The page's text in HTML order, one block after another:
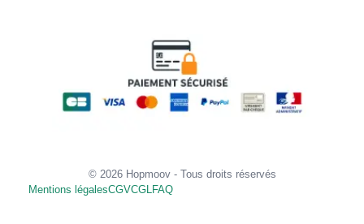
© 2026 Hopmoov - Tous droits réservés
Mentions légalesCGVCGL FAQ